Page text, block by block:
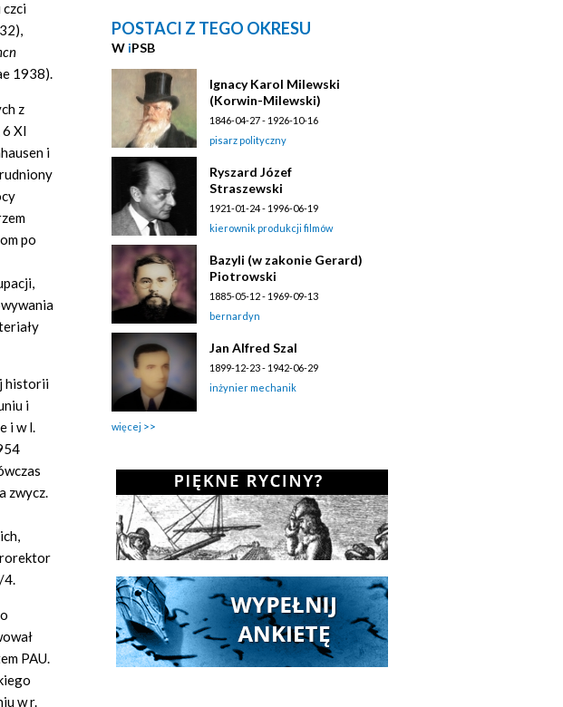
czci
1938).
z
XI
i
po
historii
i
i w l.
zwycz.
4.
PAU.
w r.
POSTACI Z TEGO OKRESU
W iPSB
Ignacy Karol Milewski
(Korwin-Milewski)
1846-04-27 - 1926-10-16
pisarz polityczny
Ryszard Józef
Straszewski
1921-01-24 - 1996-06-19
kierownik produkcji filmów
Bazyli (w zakonie Gerard)
Piotrowski
1885-05-12 - 1969-09-13
bernardyn
Jan Alfred Szal
1899-12-23 - 1942-06-29
inżynier mechanik
więcej